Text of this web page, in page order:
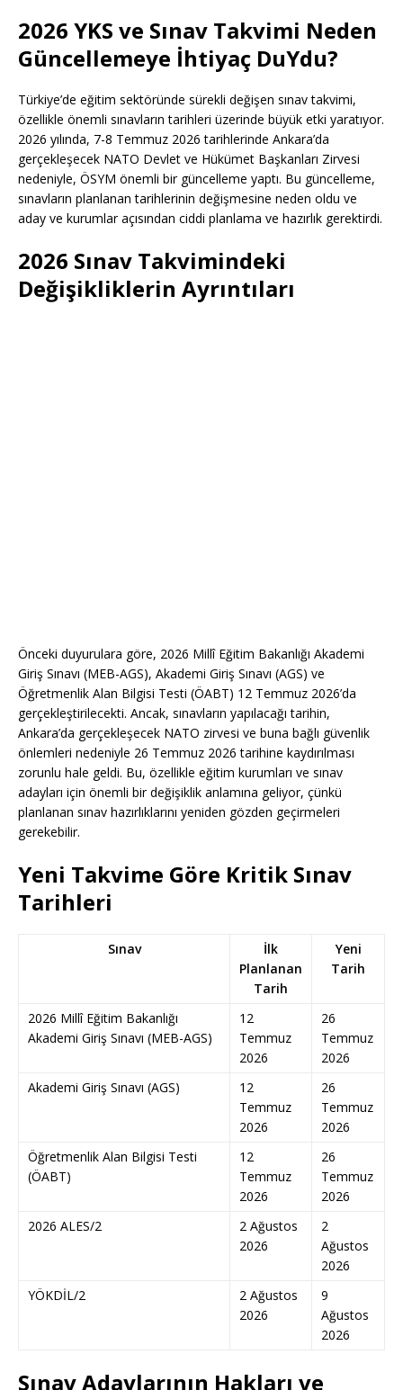
2026 YKS ve Sınav Takvimi Neden
Güncellemeye İhtiyaç DuYdu?
Türkiye’de eğitim sektöründe sürekli değişen sınav takvimi,
özellikle önemli sınavların tarihleri üzerinde büyük etki yaratıyor.
2026 yılında, 7-8 Temmuz 2026 tarihlerinde Ankara’da
gerçekleşecek NATO Devlet ve Hükümet Başkanları Zirvesi
nedeniyle, ÖSYM önemli bir güncelleme yaptı. Bu güncelleme,
sınavların planlanan tarihlerinin değişmesine neden oldu ve
aday ve kurumlar açısından ciddi planlama ve hazırlık gerektirdi.
2026 Sınav Takvimindeki
Değişikliklerin Ayrıntıları
Önceki duyurulara göre, 2026 Millî Eğitim Bakanlığı Akademi
Giriş Sınavı (MEB-AGS), Akademi Giriş Sınavı (AGS) ve
Öğretmenlik Alan Bilgisi Testi (ÖABT) 12 Temmuz 2026’da
gerçekleştirilecekti. Ancak, sınavların yapılacağı tarihin,
Ankara’da gerçekleşecek NATO zirvesi ve buna bağlı güvenlik
önlemleri nedeniyle 26 Temmuz 2026 tarihine kaydırılması
zorunlu hale geldi. Bu, özellikle eğitim kurumları ve sınav
adayları için önemli bir değişiklik anlamına geliyor, çünkü
planlanan sınav hazırlıklarını yeniden gözden geçirmeleri
gerekebilir.
Yeni Takvime Göre Kritik Sınav
Tarihleri
Sınav
İlk
Planlanan
Tarih
Yeni
Tarih
2026 Millî Eğitim Bakanlığı
Akademi Giriş Sınavı (MEB-AGS)
12
Temmuz
2026
26
Temmuz
2026
Akademi Giriş Sınavı (AGS)
12
Temmuz
2026
26
Temmuz
2026
Öğretmenlik Alan Bilgisi Testi
(ÖABT)
12
Temmuz
2026
26
Temmuz
2026
2026 ALES/2
2 Ağustos
2026
2
Ağustos
2026
YÖKDİL/2
2 Ağustos
2026
9
Ağustos
2026
Sınav Adaylarının Hakları ve